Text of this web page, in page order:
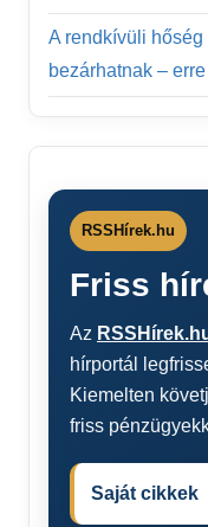
A rendkívüli
bezárhatnak –
RSSHírek.hu
Friss
Az
hírportál
Kiemelten
friss
Saját cikkek